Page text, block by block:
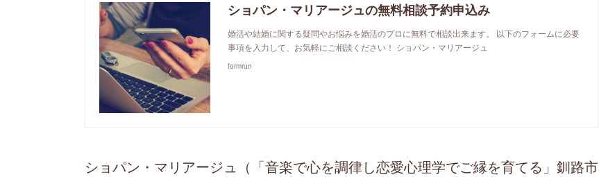
ショパン・マリアージュの無料相談予約申込み
婚活や結婚に関する疑問やお悩みを婚活のプロに無料で相談出来ます。 以下のフォームに必要
事項を入力して、お気軽にご相談ください！ ショパン・マリアージュ
formrun
ショパン・マリアージュ（「音楽で心を調律し恋愛心理学でご縁を育てる」釧路市